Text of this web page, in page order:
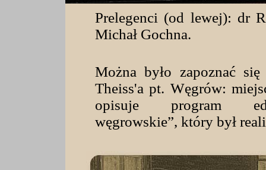
Prelegenci (od lewej): dr
Michał Gochna.
Można było zapoznać
Theiss'a pt. Węgrów:
opisuje program
węgrowskie”, który był